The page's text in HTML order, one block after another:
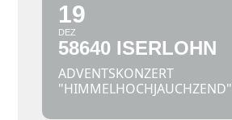
19
DEZ
58640 ISERLOHN
ADVENTSKONZERT
"HIMMELHOCHJAUCHZEND"